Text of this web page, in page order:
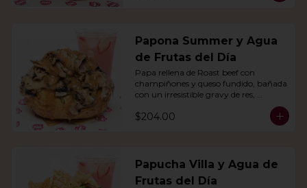
Papona Summer y Agua
de Frutas del Día
Papa rellena de Roast beef con
champiñones y queso fundido, bañada
con un irresistible gravy de res,
$204.00
Papucha Villa y Agua de
Frutas del Día